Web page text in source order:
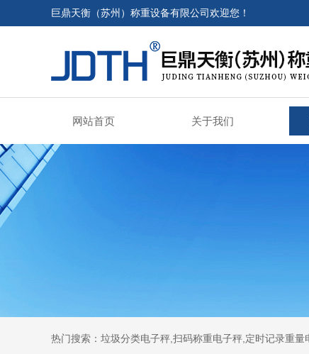
巨鼎天衡（苏州）称重设备有限公司欢迎您！
网站首页 关于我们
热门搜索：垃圾分类电子秤,扫码称重电子秤,定时记录重量